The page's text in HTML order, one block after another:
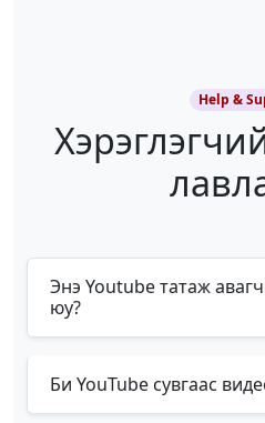
Help &
Энэ Youtube татаж
юу?
Би YouTube сувгаас